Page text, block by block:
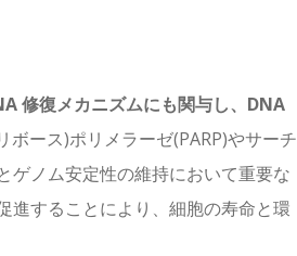
修復メカニズムにも関与し、DNA
ボース)ポリメラーゼ(PARP)やサーチ
ゲノム安定性の維持において重要な
進することにより、細胞の寿命と環